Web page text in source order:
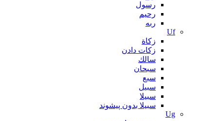
رسول
رحیم
ربه
Uf
زکاة
زکات دادن
سالك
سبحان
سبع
سبیل
سبیلا
سبیلا بدون پیشوند
Ug